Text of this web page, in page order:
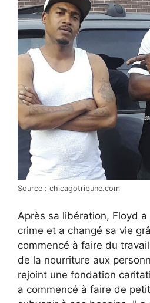
Source : chicagotribune.com
Après sa libération, Floyd
crime et a changé sa vie
commencé à faire du
de la nourriture aux
rejoint une fondation
a commencé à faire de